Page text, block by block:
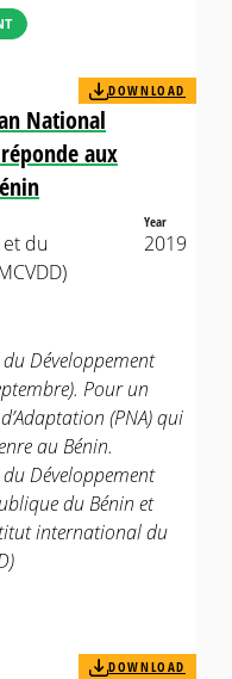
National
aux
DOWNLOAD
du
Year
2019
Développement
Pour un
(PNA) qui
au Bénin.
Développement
du Bénin et
international du
DOWNLOAD